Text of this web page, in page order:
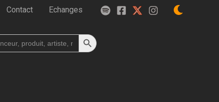
Contact Echanges
Search Button